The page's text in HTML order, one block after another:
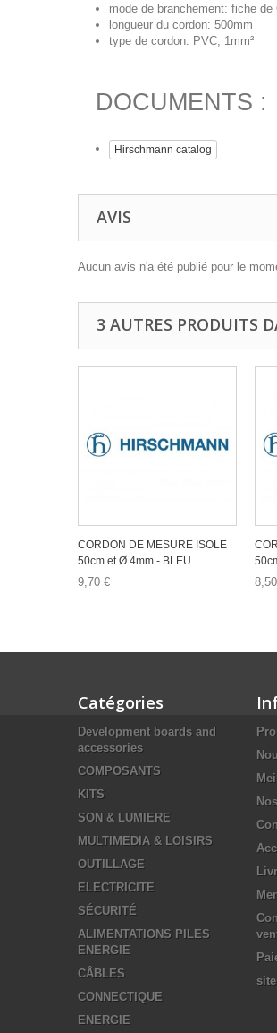
mode de branchement: fiche
longueur du cordon: 500mm
type de cordon: PVC, 1mm²
DOCUMENTS :
Hirschmann catalog
AVIS
Aucun avis n'a été publié pour le
3 AUTRES PRODUITS
CORDON DE MESURE ISOLE
50cm et Ø 4mm - BLEU...
9,70 €
Catégories
Development boards and
accessories
COMPOSANTS
KITS
SON & LUMIERE
MULTIMEDIA & LOISIRS
OUTILLAGE
ELECTRICITE
SÉCURITÉ
ALIMENTATIONS PILES
ENERGIE
CÂBLES
CONNECTIQUE
ENERGIE